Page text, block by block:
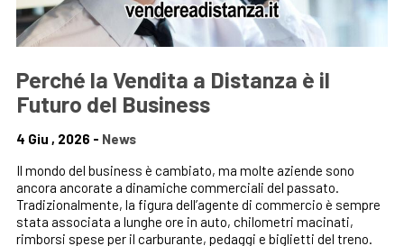
Perché la Vendita a Distanza è il
Futuro del Business
4 Giu , 2026 - News
Il mondo del business è cambiato, ma molte aziende sono
ancora ancorate a dinamiche commerciali del passato.
Tradizionalmente, la figura dell’agente di commercio è sempre
stata associata a lunghe ore in auto, chilometri macinati,
rimborsi spese per il carburante, pedaggi e biglietti del treno.